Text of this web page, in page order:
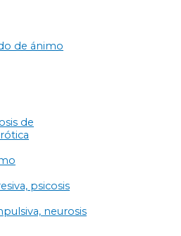
de ánimo
de
psicosis
neurosis